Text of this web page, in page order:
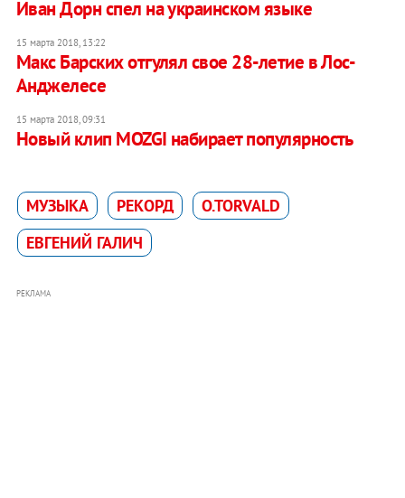
Иван Дорн спел на украинском языке
15 марта 2018, 13:22
Макс Барских отгулял свое 28-летие в Лос-
Анджелесе
15 марта 2018, 09:31
Новый клип MOZGI набирает популярность
МУЗЫКА РЕКОРД
O.TORVALD
ЕВГЕНИЙ ГАЛИЧ
РЕКЛАМА